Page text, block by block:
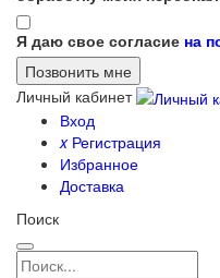
Я даю свое согласие на
Личный кабинет
Вход
xРегистрация
Избранное
Доставка
Поиск